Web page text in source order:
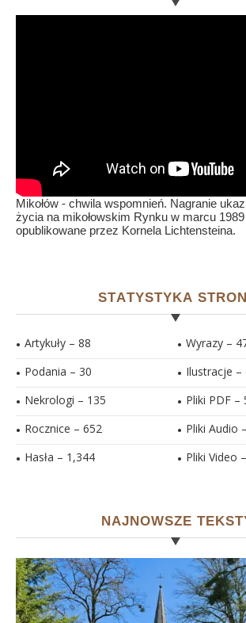
Mikołów - chwila wspomnień. Nagranie
życia na mikołowskim Rynku w marcu
opublikowane przez Kornela Lichtensteina.
STATYSTYKA
Artykuły – 88
Podania – 30
Nekrologi – 135
Rocznice – 652
Hasła – 1,344
Wyrazy –
Ilustracje –
Pliki PDF –
Pliki Audio –
Pliki Video –
NAJNOWSZE